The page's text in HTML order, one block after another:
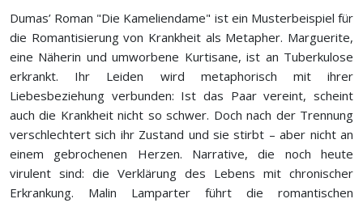
Dumas’ Roman "Die Kameliendame" ist ein Musterbeispiel für
die Romantisierung von Krankheit als Metapher. Marguerite,
eine Näherin und umworbene Kurtisane, ist an Tuberkulose
erkrankt. Ihr Leiden wird metaphorisch mit ihrer
Liebesbeziehung verbunden: Ist das Paar vereint, scheint
auch die Krankheit nicht so schwer. Doch nach der Trennung
verschlechtert sich ihr Zustand und sie stirbt – aber nicht an
einem gebrochenen Herzen. Narrative, die noch heute
virulent sind: die Verklärung des Lebens mit chronischer
Erkrankung. Malin Lamparter führt die romantischen